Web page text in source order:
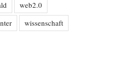
web2.0
wissenschaft